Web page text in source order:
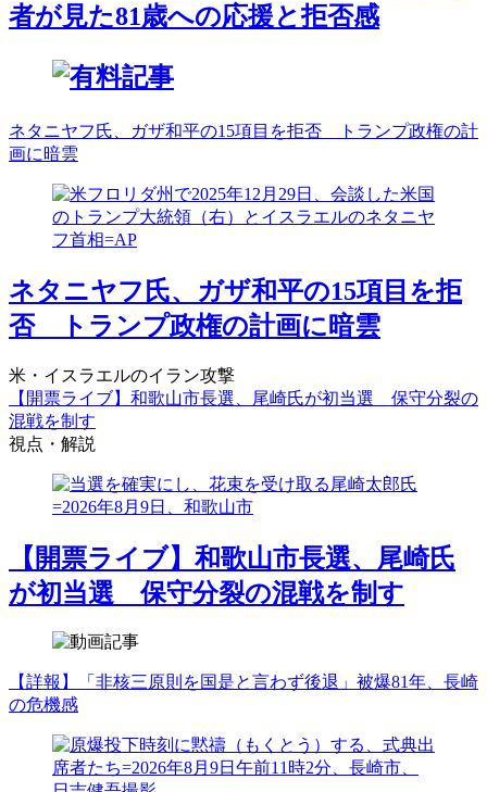
者が見た81歳への応援と拒否感
ネタニヤフ氏、ガザ和平の15項目を拒否 トランプ政権の計
画に暗雲
ネタニヤフ氏、ガザ和平の15項目を拒
否 トランプ政権の計画に暗雲
米・イスラエルのイラン攻撃
【開票ライブ】和歌山市長選、尾崎氏が初当選 保守分裂の
混戦を制す
視点・解説
【開票ライブ】和歌山市長選、尾崎氏
が初当選 保守分裂の混戦を制す
【詳報】「非核三原則を国是と言わず後退」被爆81年、長崎
の危機感